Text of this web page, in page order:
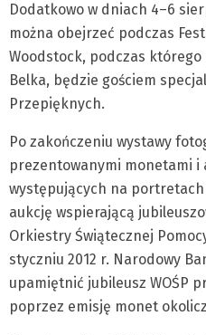
Dodatkowo w dniach 4–6
można obejrzeć podczas
Woodstock, podczas
Belka, będzie gościem
Przepięknych.
Po zakończeniu wystawy
prezentowanymi monetami i
występujących na
aukcję wspierającą
Orkiestry Świątecznej
styczniu 2012 r. Narodowy
upamiętnić jubileusz WOŚP
poprzez emisję monet